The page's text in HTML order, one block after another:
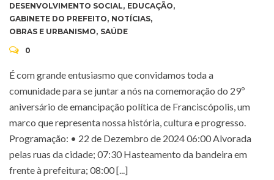
DESENVOLVIMENTO SOCIAL, EDUCAÇÃO,
GABINETE DO PREFEITO, NOTÍCIAS,
OBRAS E URBANISMO, SAÚDE
0
É com grande entusiasmo que convidamos toda a
comunidade para se juntar a nós na comemoração do 29º
aniversário de emancipação política de Franciscópolis, um
marco que representa nossa história, cultura e progresso.
Programação: • 22 de Dezembro de 2024 06:00 Alvorada
pelas ruas da cidade; 07:30 Hasteamento da bandeira em
frente à prefeitura; 08:00 [...]